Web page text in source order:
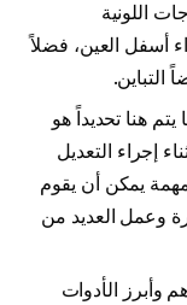
اللونية
أسفل العين، فضلاً
التباين.
يتم هنا تحديداً هو
إجراء التعديل
يمكن أن يقوم
وعمل العديد من
وأبرز الأدوات